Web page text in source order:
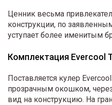
Ценник весьма
конструкции, по
уступает более именитым
Комплектация Evercool
Поставляется кулер
прозрачным окошком,
вид на конструкцию. На